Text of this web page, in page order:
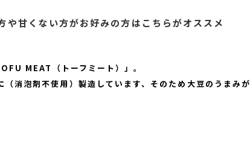
や甘くない方がお好みの方はこちらがオススメ
MEAT（トーフミート）」。
消泡剤不使用）製造しています、そのため大豆のうまみが